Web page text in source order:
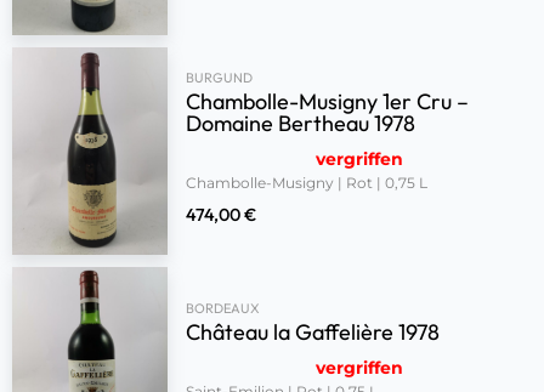
BURGUND
Chambolle-Musigny 1er Cru –
Domaine Bertheau 1978
vergriffen
Chambolle-Musigny | Rot | 0,75 L
474,00€
BORDEAUX
Château la Gaffelière 1978
vergriffen